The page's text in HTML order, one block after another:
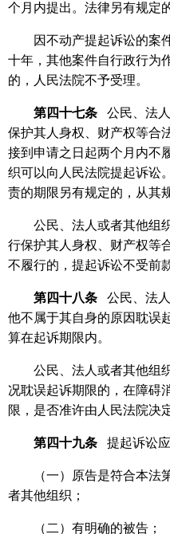
个月内提出。法律另有规定
因不动产提起诉讼的案
十年，其他案件自行政行为
的，人民法院不予受理。
第四十七条
公民、法
保护其人身权、财产权等合
接到申请之日起两个月内不
织可以向人民法院提起诉讼
责的期限另有规定的，从其
公民、法人或者其他组
行保护其人身权、财产权等
不履行的，提起诉讼不受前
第四十八条
公民、法
他不属于其自身的原因耽误
算在起诉期限内。
公民、法人或者其他组
况耽误起诉期限的，在障碍
限，是否准许由人民法院决
第四十九条 提起诉讼
（一）原告是符合本
者其他组织；
（二）有明确的被告；